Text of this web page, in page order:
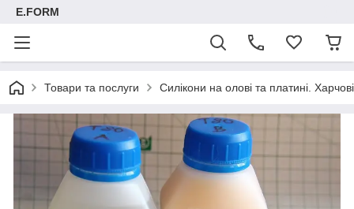
E.FORM
Товари та послуги Силікони на олові та платині.